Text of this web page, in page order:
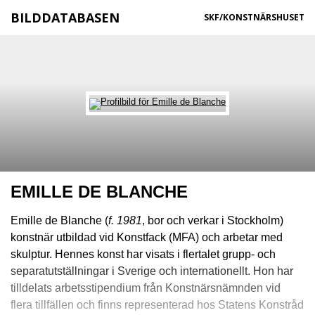
BILDDATABASEN SKF/KONSTNÄRSHUSET
EMILLE DE BLANCHE
Emille de Blanche (f. 1981, bor och verkar i Stockholm)
konstnär utbildad vid Konstfack (MFA) och arbetar med
skulptur. Hennes konst har visats i flertalet grupp- och
separatutställningar i Sverige och internationellt. Hon har
tilldelats arbetsstipendium från Konstnärsnämnden vid
flera tillfällen och finns representerad hos Statens Konstråd